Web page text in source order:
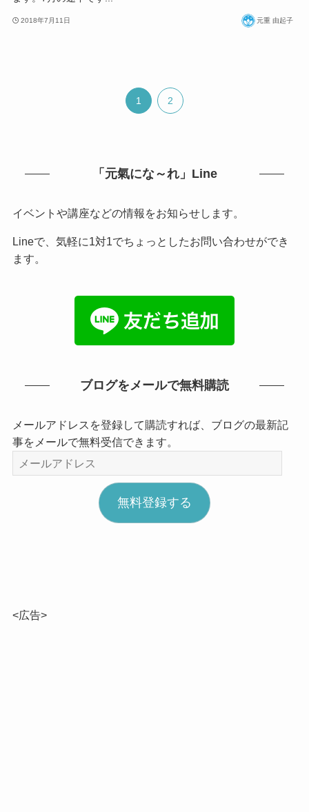
2018年7月11日 元重 由起子
1 2
「元氣にな～れ」Line
イベントや講座などの情報をお知らせします。
Lineで、気軽に1対1でちょっとしたお問い合わせができ
ます。
ブログをメールで無料購読
メールアドレスを登録して購読すれば、ブログの最新記
事をメールで無料受信できます。
ー
無料登録する
<広告>